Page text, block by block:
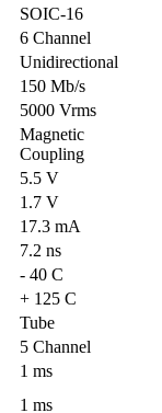
SOIC-16
6 Channel
Unidirectional
150 Mb/s
5000 Vrms
Magnetic
Coupling
5.5 V
1.7 V
17.3 mA
7.2 ns
- 40 C
+ 125 C
Tube
5 Channel
1 ms
1 ms